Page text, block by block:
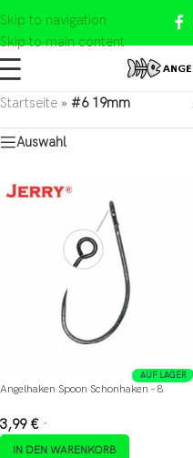
Skip to navigation
Skip to main content
Startseite » #6 19mm
Auswahl
AUF LAGER
Angelhaken Spoon Schonhaken – 8
3,99 € *
IN DEN WARENKORB